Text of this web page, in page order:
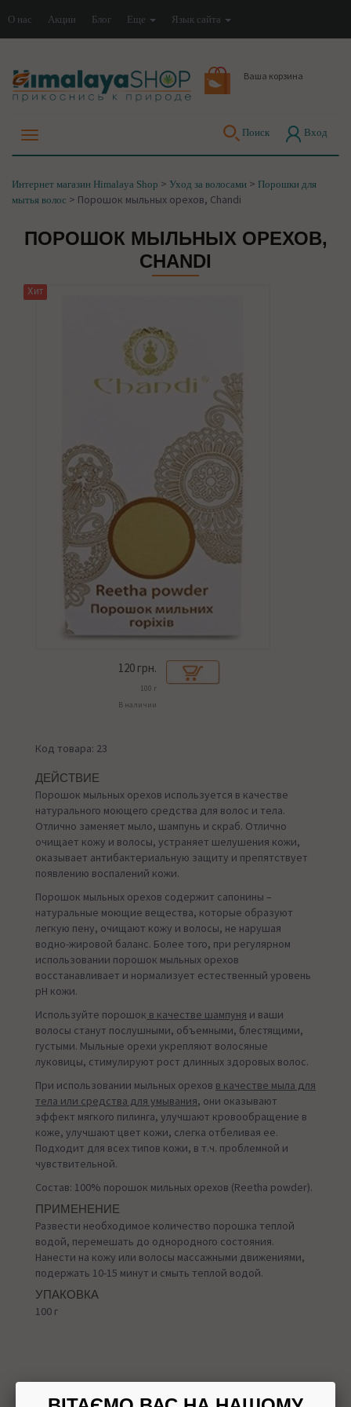
О нас Акции Блог Еще Язык сайта
Ваша корзина
Поиск Вход
Интернет магазин Himalaya Shop > Уход за волосами > Порошки для
мытья волос > Порошок мыльных орехов, Chandi
ПОРОШОК МЫЛЬНЫХ ОРЕХОВ,
CHANDI
Хит
120 грн.
100 г
В наличии
Код товара: 23
ДЕЙСТВИЕ
Порошок мыльных орехов используется в качестве
натурального моющего средства для волос и тела.
Отлично заменяет мыло, шампунь и скраб. Отлично
очищает кожу и волосы, устраняет шелушения кожи,
оказывает антибактериальную защиту и препятствует
появлению воспалений кожи.
Порошок мыльных орехов содержит сапонины –
натуральные моющие вещества, которые образуют
легкую пену, очищают кожу и волосы, не нарушая
водно-жировой баланс. Более того, при регулярном
использовании порошок мыльных орехов
восстанавливает и нормализует естественный уровень
рН кожи.
Используйте порошок в качестве шампуня и ваши
волосы станут послушными, объемными, блестящими,
густыми. Мыльные орехи укрепляют волосяные
луковицы, стимулируют рост длинных здоровых волос.
При использовании мыльных орехов в качестве мыла для
тела или средства для умывания, они оказывают
эффект мягкого пилинга, улучшают кровообращение в
коже, улучшают цвет кожи, слегка отбеливая ее.
Подходит для всех типов кожи, в т.ч. проблемной и
чувствительной.
Состав: 100% порошок мильных орехов (Reetha powder).
ПРИМЕНЕНИЕ
Развести необходимое количество порошка теплой
водой, перемешать до однородного состояния.
Нанести на кожу или волосы массажными движениями,
подержать 10-15 минут и смыть теплой водой.
УПАКОВКА
100 г